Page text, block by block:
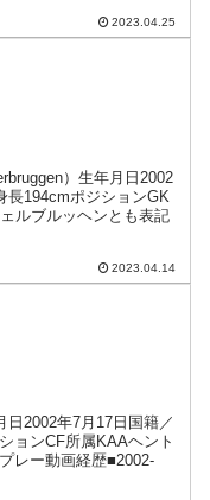
2023.04.25
）生年月日2002
長194cmポジションGK
ルブルッヘンとも表記
2023.04.14
2002年7月17日国籍／
ョンCF所属KAAヘント
レー動画経歴■2002-